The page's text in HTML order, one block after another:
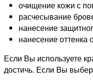
очищение кожи с
расчесывание
нанесение
нанесение оттенка
Если Вы используете
достичь. Если Вы